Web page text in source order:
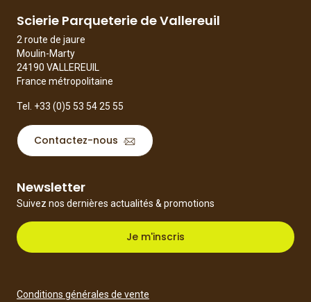
Scierie Parqueterie de Vallereuil
2 route de jaure
Moulin-Marty
24190 VALLEREUIL
France métropolitaine
Tel. +33 (0)5 53 54 25 55
Contactez-nous
Newsletter
Suivez nos dernières actualités & promotions
Je m'inscris
Conditions générales de vente